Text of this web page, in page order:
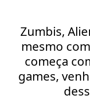
Zumbis,
mesmo
começa
games,